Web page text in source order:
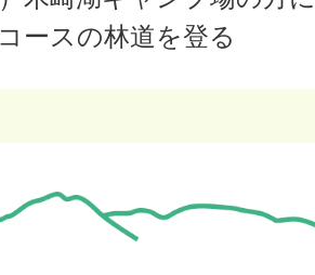
ースの林道を登る